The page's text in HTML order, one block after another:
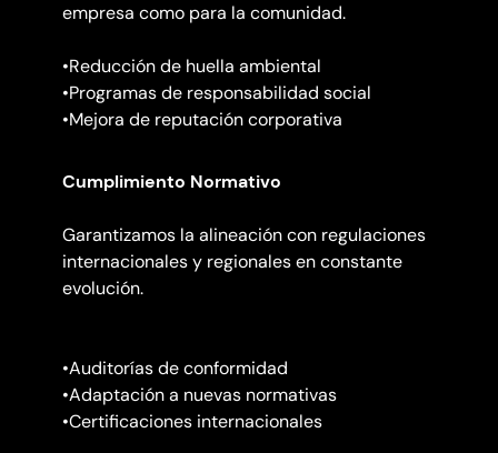
empresa como para la comunidad.
•Reducción de huella ambiental
•Programas de responsabilidad social
•Mejora de reputación corporativa
Cumplimiento Normativo
Garantizamos la alineación con regulaciones
internacionales y regionales en constante
evolución.
•Auditorías de conformidad
•Adaptación a nuevas normativas
•Certificaciones internacionales